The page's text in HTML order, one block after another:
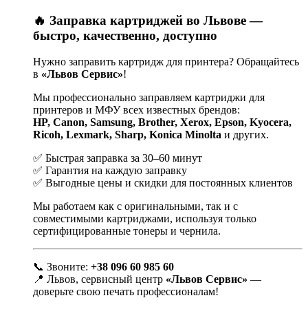
🔥 Заправка картриджей во Львове —
быстро, качественно, доступно
Нужно заправить картридж для принтера? Обращайтесь
в «Львов Сервис»!
Мы профессионально заправляем картриджи для
принтеров и МФУ всех известных брендов:
HP, Canon, Samsung, Brother, Xerox, Epson, Kyocera,
Ricoh, Lexmark, Sharp, Konica Minolta и других.
✅ Быстрая заправка за 30–60 минут
✅ Гарантия на каждую заправку
✅ Выгодные цены и скидки для постоянных клиентов
Мы работаем как с оригинальными, так и с
совместимыми картриджами, используя только
сертифицированные тонеры и чернила.
📞 Звоните: +38 096 60 985 60
📍 Львов, сервисный центр «Львов Сервис» —
доверьте свою печать профессионалам!